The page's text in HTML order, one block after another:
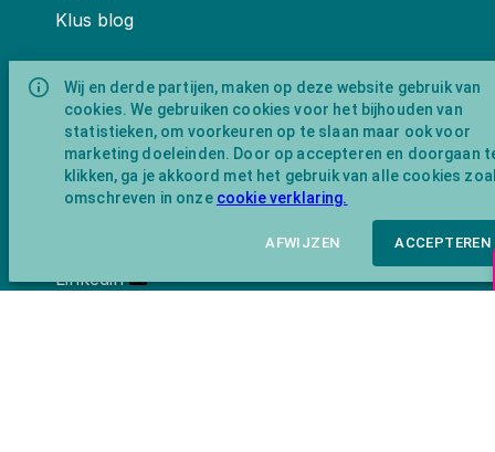
Wij en derde partijen, maken op deze website gebruik van
cookies. We gebruiken cookies voor het bijhouden van
statistieken, om voorkeuren op te slaan maar ook voor
marketing doeleinden. Door op accepteren en doorgaan
klikken, ga je akkoord met het gebruik van alle cookies
omschreven in onze cookie verklaring.
AFWIJZEN ACCEPTEREN
Klus blog
Contact & socials
info@schroef-it.nl
Whatsapp: 06 23271085
Instagram
Linkedin